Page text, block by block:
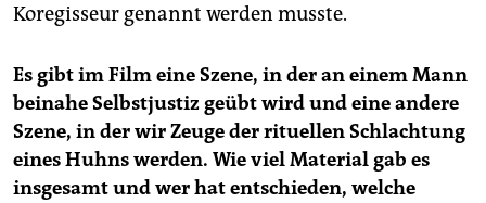
Koregisseur genannt werden musste.
Es gibt im Film eine Szene, in der an einem Mann
beinahe Selbstjustiz geübt wird und eine andere
Szene, in der wir Zeuge der rituellen Schlachtung
eines Huhns werden. Wie viel Material gab es
insgesamt und wer hat entschieden, welche